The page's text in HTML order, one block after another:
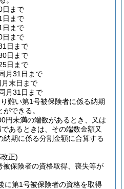
まで
まで
まで
まで
日まで
日まで
日まで
月31日まで
末日まで
月31日まで
難い第1号被保険者に係る納期
できる。
円未満の端数があるとき、又は
あるときは、その端数金額又
納期に係る分割金額に合算する
正)
保険者の資格取得、喪失等が
に第1号被保険者の資格を取得